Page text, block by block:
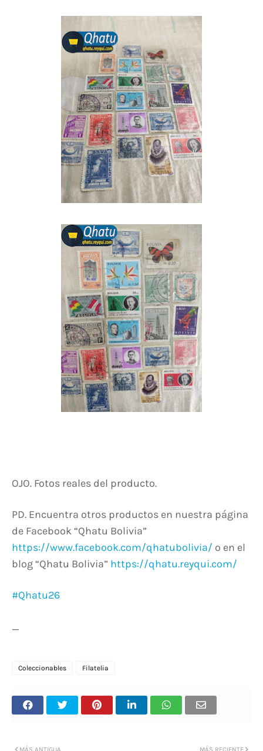
OJO. Fotos reales del producto.
PD. Encuentra otros productos en nuestra página
de Facebook “Qhatu Bolivia”
https://www.facebook.com/qhatubolivia/ o en el
blog “Qhatu Bolivia” https://qhatu.reyqui.com/
#Qhatu26
_
Coleccionables Filatelia